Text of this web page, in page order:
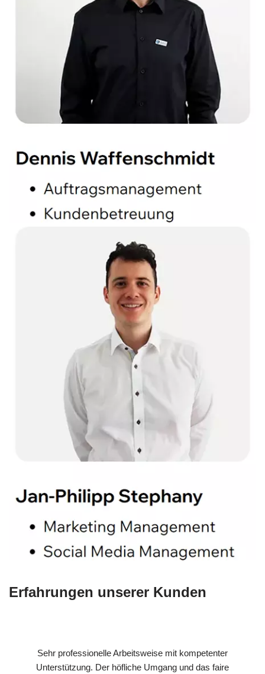
Erfahrungen unserer Kunden
Sehr professionelle Arbeitsweise mit kompetenter
Unterstützung. Der höfliche Umgang und das faire